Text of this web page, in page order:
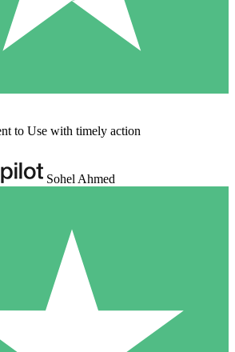
to Use with timely action
Sohel Ahmed